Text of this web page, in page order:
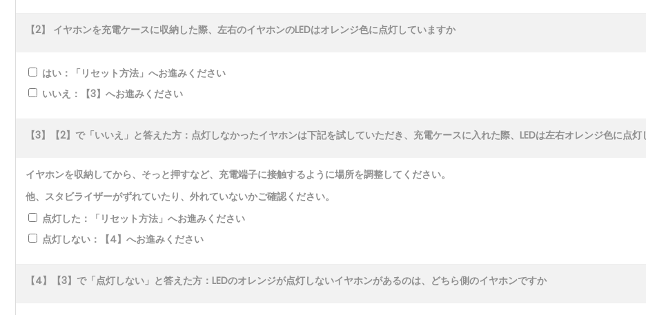
【2】 イヤホンを充電ケースに収納した際、左右のイヤホンのLEDはオレンジ色に点灯していますか
はい：「リセット方法」へお進みください
いいえ：【3】へお進みください
【3】【2】で「いいえ」と答えた方：点灯しなかったイヤホンは下記を試していただき、充電ケースに入れた際、LEDは左右オレンジ色に点
イヤホンを収納してから、そっと押すなど、充電端子に接触するように場所を調整してください。
他、スタビライザーがずれていたり、外れていないかご確認ください。
点灯した：「リセット方法」へお進みください
点灯しない：【4】へお進みください
【4】【3】で「点灯しない」と答えた方：LEDのオレンジが点灯しないイヤホンがあるのは、どちら側のイヤホンですか